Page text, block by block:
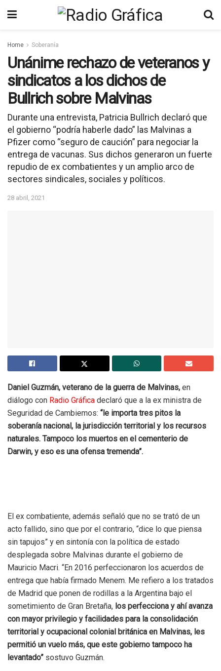
Home Soberanía
Unánime rechazo de veteranos y
sindicatos a los dichos de
Bullrich sobre Malvinas
Durante una entrevista, Patricia Bullrich declaró que
el gobierno “podría haberle dado” las Malvinas a
Pfizer como “seguro de caución” para negociar la
entrega de vacunas. Sus dichos generaron un fuerte
repudio de ex combatientes y un amplio arco de
sectores sindicales, sociales y políticos.
28 abril, 2021
Daniel Guzmán, veterano de la guerra de Malvinas, en
diálogo con Radio Gráfica declaró que a la ex ministra de
Seguridad de Cambiemos: “le importa tres pitos la
soberanía nacional, la jurisdicción territorial y los recursos
naturales. Tampoco los muertos en el cementerio de
Darwin, y eso es una ofensa tremenda”.
El ex combatiente, además señaló que no se trató de un
acto fallido, sino que por el contrario, “dice lo que piensa
sin tapujos” y en sintonía con la política de estado
desplegada sobre Malvinas durante el gobierno de
Mauricio Macri. “En 2016 perfeccionaron los acuerdos de
entrega que había firmado Menem. Me refiero a los tratados
de Madrid que ponen de rodillas a la Argentina bajo el
sometimiento de Gran Bretaña, los perfecciona y ahí avanza
con mayor privilegio y facilidades para la consolidación
territorial y ocupacional colonial británica en Malvinas, les
permitió un vuelo más, que este gobierno tampoco ha
levantado” sostuvo Guzmán.